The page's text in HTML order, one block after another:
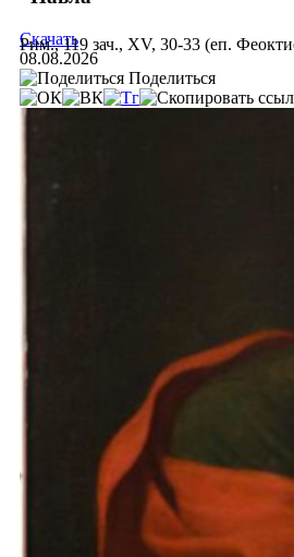
Рим., 119 зач., XV, 30-33 (еп.
Скачать
08.08.2026
Поделиться